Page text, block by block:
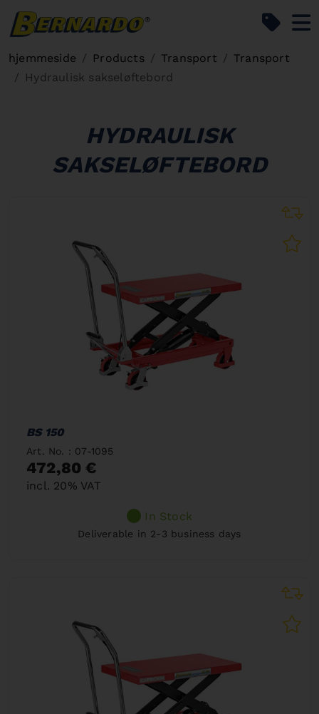
hjemmeside Products Transport
Transport
Hydraulisk sakseløftebord
HYDRAULISK
SAKSELØFTEBORD
BS 150
Art. No. : 07-1095
472,80 €
incl. 20% VAT
In Stock
Deliverable in 2-3 business days